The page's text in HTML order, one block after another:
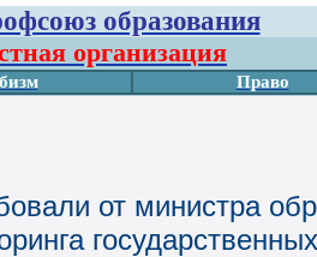
образования
организация
Право
от министра